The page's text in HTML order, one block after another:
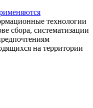
технологии
сбора, систематизации
на территории